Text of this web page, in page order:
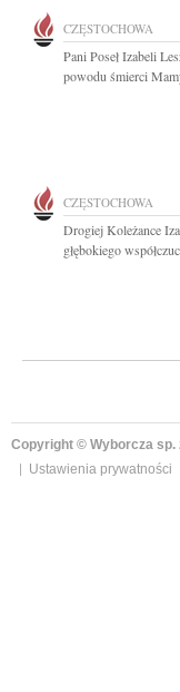
CZĘSTOCHOWA
Pani Poseł Izabeli
powodu śmierci
CZĘSTOCHOWA
Drogiej Koleżance
głębokiego
Copyright © Wyborcza sp.
Ustawienia prywatności